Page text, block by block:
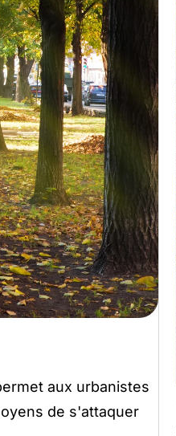
aux urbanistes
de s'attaquer